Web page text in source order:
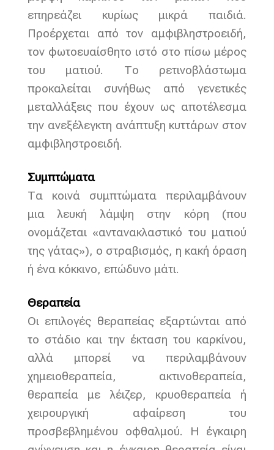
επηρεάζει κυρίως μικρά παιδιά.
Προέρχεται από τον αμφιβληστροειδή,
τον φωτοευαίσθητο ιστό στο πίσω μέρος
του ματιού. Το ρετινοβλάστωμα
προκαλείται συνήθως από γενετικές
μεταλλάξεις που έχουν ως αποτέλεσμα
την ανεξέλεγκτη ανάπτυξη κυττάρων στον
αμφιβληστροειδή.
Συμπτώματα
Τα κοινά συμπτώματα περιλαμβάνουν
μια λευκή λάμψη στην κόρη (που
ονομάζεται «αντανακλαστικό του ματιού
της γάτας»), ο στραβισμός, η κακή όραση
ή ένα κόκκινο, επώδυνο μάτι.
Θεραπεία
Οι επιλογές θεραπείας εξαρτώνται από
το στάδιο και την έκταση του καρκίνου,
αλλά μπορεί να περιλαμβάνουν
χημειοθεραπεία, ακτινοθεραπεία,
θεραπεία με λέιζερ, κρυοθεραπεία ή
χειρουργική αφαίρεση του
προσβεβλημένου οφθαλμού. Η έγκαιρη